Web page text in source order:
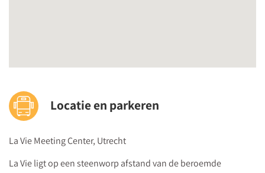
Welke spellen en activiteiten bieden je kleuters de beste
Locatie en parkeren
La Vie Meeting Center, Utrecht
La Vie ligt op een steenworp afstand van de beroemde